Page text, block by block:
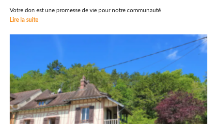
Votre don est une promesse de vie pour notre communauté
Lire la suite